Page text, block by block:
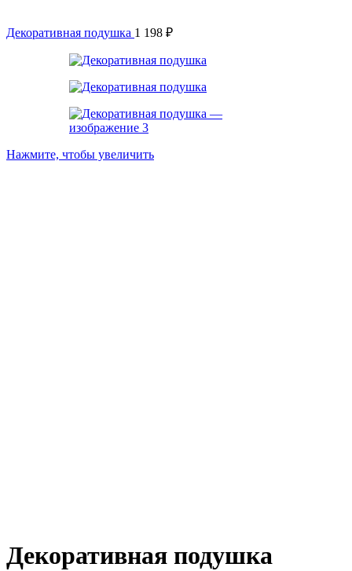
Декоративная подушка 1 198 ₽
Нажмите, чтобы увеличить
Декоративная подушка